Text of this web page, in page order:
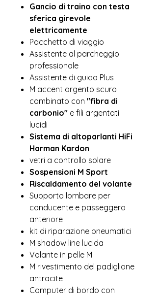
Gancio di traino con testa
sferica girevole
elettricamente
Pacchetto di viaggio
Assistente al parcheggio
professionale
Assistente di guida Plus
M accent argento scuro
combinato con "fibra di
carbonio" e fili argentati
lucidi
Sistema di altoparlanti HiFi
Harman Kardon
vetri a controllo solare
Sospensioni M Sport
Riscaldamento del volante
Supporto lombare per
conducente e passeggero
anteriore
kit di riparazione pneumatici
M shadow line lucida
Volante in pelle M
M rivestimento del padiglione
antracite
Computer di bordo con